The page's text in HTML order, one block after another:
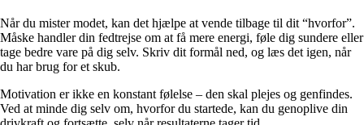
Når du mister modet, kan det hjælpe at vende tilbage til dit “hvorfor”.
Måske handler din fedtrejse om at få mere energi, føle dig sundere eller
tage bedre vare på dig selv. Skriv dit formål ned, og læs det igen, når
du har brug for et skub.
Motivation er ikke en konstant følelse – den skal plejes og genfindes.
Ved at minde dig selv om, hvorfor du startede, kan du genoplive din